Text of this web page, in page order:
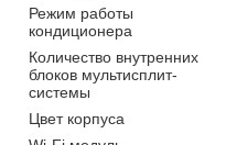
Режим работы
кондиционера
Количество внутренних
блоков мультисплит-
системы
Цвет корпуса